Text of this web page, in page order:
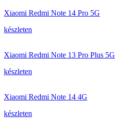
Xiaomi Redmi Note 14 Pro 5G
készleten
Xiaomi Redmi Note 13 Pro Plus 5G
készleten
Xiaomi Redmi Note 14 4G
készleten